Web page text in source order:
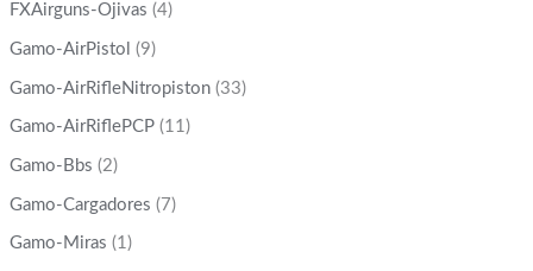
FXAirguns-Ojivas (4)
Gamo-AirPistol (9)
Gamo-AirRifleNitropiston (33)
Gamo-AirRiflePCP (11)
Gamo-Bbs (2)
Gamo-Cargadores (7)
Gamo-Miras (1)